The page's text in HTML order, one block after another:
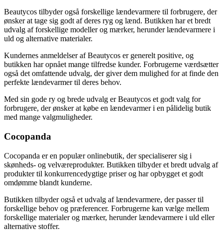
Beautycos tilbyder også forskellige lændevarmere til forbrugere, der
ønsker at tage sig godt af deres ryg og lænd. Butikken har et bredt
udvalg af forskellige modeller og mærker, herunder lændevarmere i
uld og alternative materialer.
Kundernes anmeldelser af Beautycos er generelt positive, og
butikken har opnået mange tilfredse kunder. Forbrugerne værdsætter
også det omfattende udvalg, der giver dem mulighed for at finde den
perfekte lændevarmer til deres behov.
Med sin gode ry og brede udvalg er Beautycos et godt valg for
forbrugere, der ønsker at købe en lændevarmer i en pålidelig butik
med mange valgmuligheder.
Cocopanda
Cocopanda er en populær onlinebutik, der specialiserer sig i
skønheds- og velværeprodukter. Butikken tilbyder et bredt udvalg af
produkter til konkurrencedygtige priser og har opbygget et godt
omdømme blandt kunderne.
Butikken tilbyder også et udvalg af lændevarmere, der passer til
forskellige behov og præferencer. Forbrugerne kan vælge mellem
forskellige materialer og mærker, herunder lændevarmere i uld eller
alternative stoffer.